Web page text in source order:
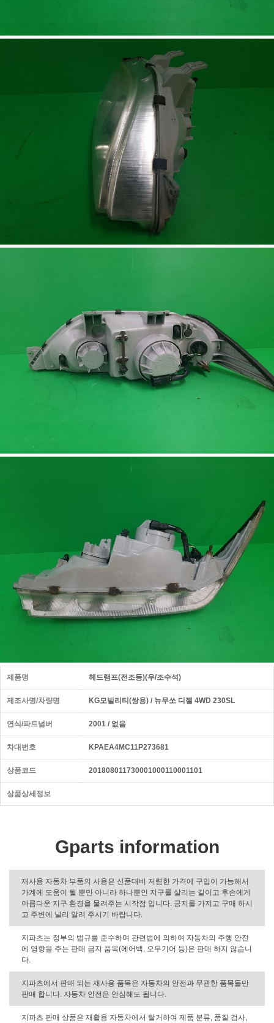
제품명 헤드램프(전조등)(우/조수석)
제조사명/차량명 KG모빌리티(쌍용) / 뉴무쏘 디젤 4WD 230SL
연식/파트넘버 2001 / 없음
차대번호 KPAEA4MC11P273681
상품코드 201808011730001000110001101
상품상세정보
Gparts information
재사용 자동차 부품의 사용은 신품대비 저렴한 가격에 구입이 가능해서
가계에 도움이 될 뿐만 아니라 하나뿐인 지구를 살리는 길이고 후손에게
아름다운 지구 환경을 물려주는 시작점 입니다. 긍지를 가지고 구매 하시
고 주변에 널리 알려 주시기 바랍니다.
지파츠는 정부의 법규를 준수하며 관련법에 의하여 자동차의 주행 안전
에 영향을 주는 판매 금지 품목(에어백, 오무기어 등)은 판매 하지 않습니
다.
지파츠에서 판매 되는 재사용 품목은 자동차의 안전과 무관한 품목들만
판매 합니다. 자동차 안전은 안심해도 됩니다.
지파츠 판매 상품은 재활용 자동차에서 탈거하여 제품 분류, 품질 검사,